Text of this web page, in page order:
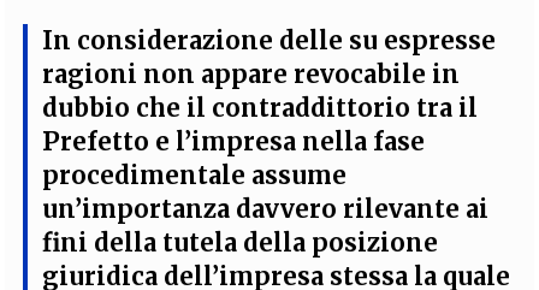
In considerazione delle su espresse
ragioni non appare revocabile in
dubbio che il contraddittorio tra il
Prefetto e l’impresa nella fase
procedimentale assume
un’importanza davvero rilevante ai
fini della tutela della posizione
giuridica dell’impresa stessa la quale